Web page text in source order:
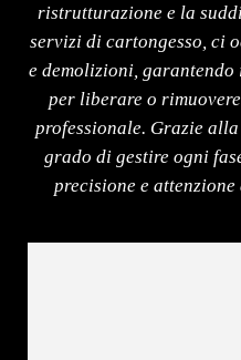
ristrutturazione e la
servizi di cartongesso, ci
e demolizioni,
per liberare o
professionale. Grazie
grado di gestire ogni
precisione e